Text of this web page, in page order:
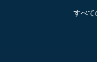
すべて